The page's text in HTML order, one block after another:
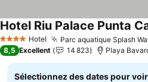
4 Étoiles Hotel Parc aquatique Splash
Hotel Riu Palace Punta
8,5 Excellent 14 823 Playa
Sélectionnez des dates pour voir